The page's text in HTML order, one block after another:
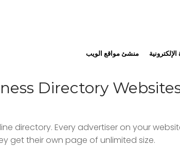
منشئ مواقع الويب الإلكترونية
Directory
directory. Every advertiser on your
get their own page of unlimited size.